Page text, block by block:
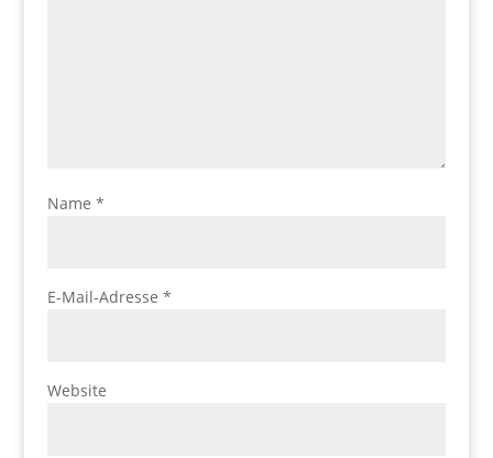
Name *
E-Mail-Adresse *
Website